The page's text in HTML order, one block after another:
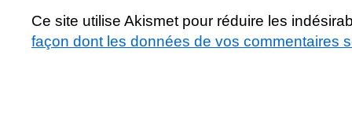
Ce site utilise Akismet pour réduire les
façon dont les données de vos commentaires